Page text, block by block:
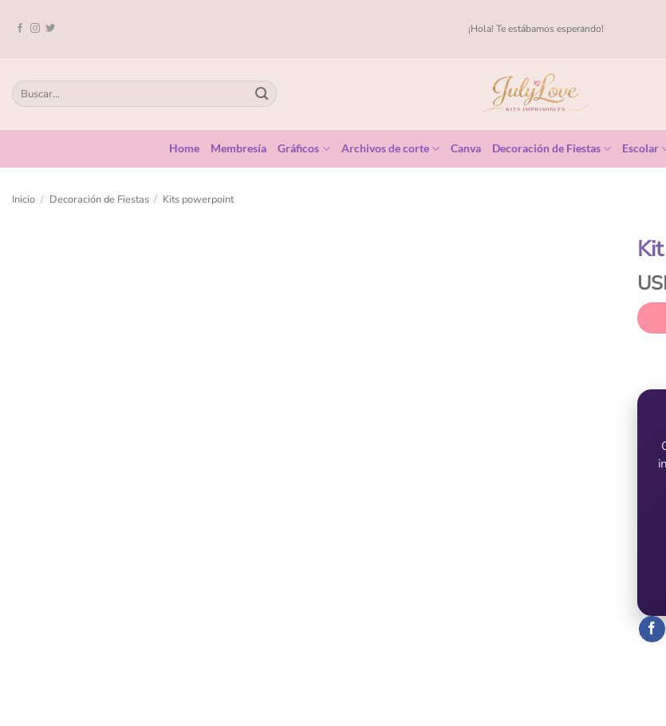
¡Hola! Te estábamos esperando!
Home Membresía Gráficos Archivos de corte Canva Decoración de Fiestas Escolar
Inicio / Decoración de Fiestas / Kits powerpoint